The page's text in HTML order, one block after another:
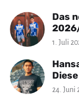
Das
1. Juli
24. Juni